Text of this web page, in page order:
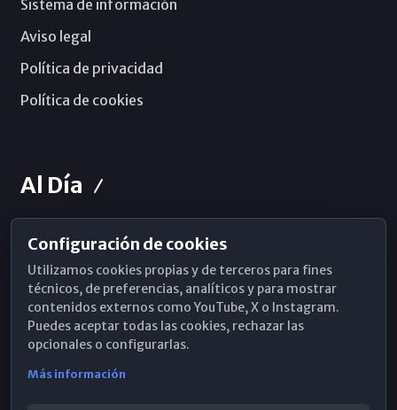
Sistema de información
Aviso legal
Política de privacidad
Política de cookies
Al Día
Horarios de Misa
Hemeroteca
WhatsApp
Configuración de cookies
Utilizamos cookies propias y de terceros para fines
técnicos, de preferencias, analíticos y para mostrar
contenidos externos como YouTube, X o Instagram.
Puedes aceptar todas las cookies, rechazar las
opcionales o configurarlas.
Más información